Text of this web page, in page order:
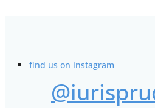
find us on instagram